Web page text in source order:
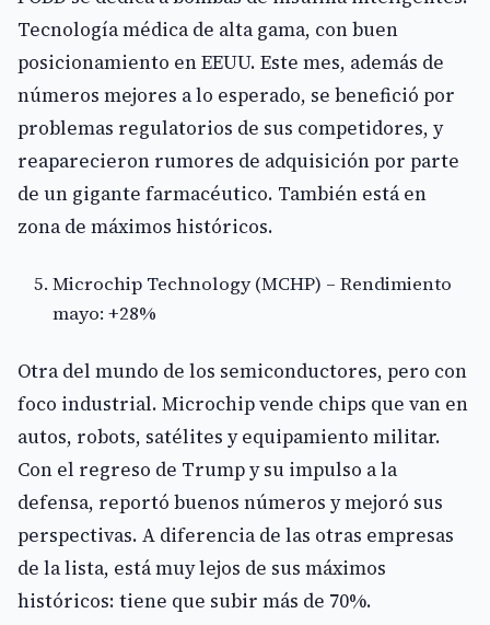
Tecnología médica de alta gama, con buen
posicionamiento en EEUU. Este mes, además de
números mejores a lo esperado, se benefició por
problemas regulatorios de sus competidores, y
reaparecieron rumores de adquisición por parte
de un gigante farmacéutico. También está en
zona de máximos históricos.
Microchip Technology (MCHP) – Rendimiento
mayo: +28%
Otra del mundo de los semiconductores, pero con
foco industrial. Microchip vende chips que van en
autos, robots, satélites y equipamiento militar.
Con el regreso de Trump y su impulso a la
defensa, reportó buenos números y mejoró sus
perspectivas. A diferencia de las otras empresas
de la lista, está muy lejos de sus máximos
históricos: tiene que subir más de 70%.